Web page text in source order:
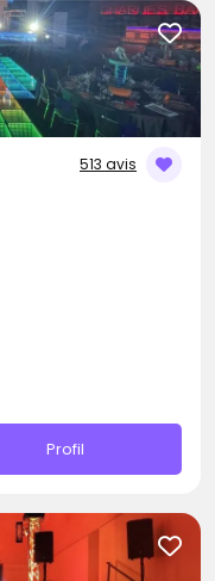
513 avis
Profil